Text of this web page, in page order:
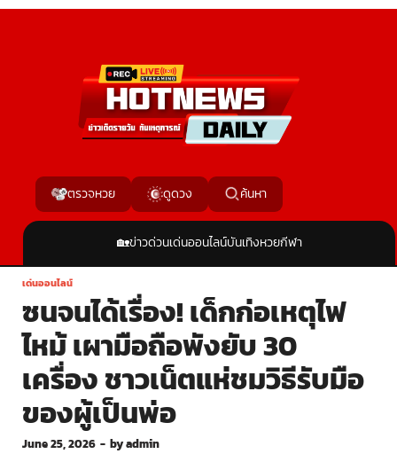
ตรวจหวย ดูดวง ค้นหา
🏡ข่าวด่วนเด่นออนไลน์บันเทิงหวยกีฬา
เด่นออนไลน์
ซนจนได้เรื่อง! เด็กก่อเหตุไฟ
ไหม้ เผามือถือพังยับ 30
เครื่อง ชาวเน็ตแห่ชมวิธีรับมือ
ของผู้เป็นพ่อ
June 25, 2026 - byadmin